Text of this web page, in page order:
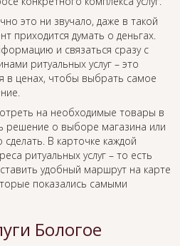
это ни звучало, даже в такой
приходится думать о деньгах.
и связаться сразу с
ритуальных услуг – это
в ценах, чтобы выбрать самое
на необходимые товары в
решение о выборе магазина или
В карточке каждой
ритуальных услуг – то есть
удобный маршрут на карте
показались самыми
Бологое